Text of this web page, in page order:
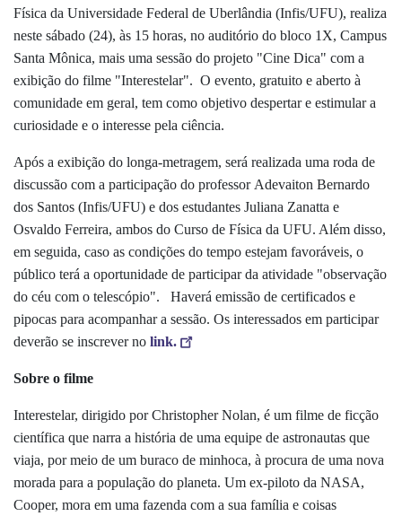
Física da Universidade Federal de Uberlândia (Infis/UFU), realiza
neste sábado (24), às 15 horas, no auditório do bloco 1X, Campus
Santa Mônica, mais uma sessão do projeto "Cine Dica" com a
exibição do filme "Interestelar". O evento, gratuito e aberto à
comunidade em geral, tem como objetivo despertar e estimular a
curiosidade e o interesse pela ciência.
Após a exibição do longa-metragem, será realizada uma roda de
discussão com a participação do professor Adevaiton Bernardo
dos Santos (Infis/UFU) e dos estudantes Juliana Zanatta e
Osvaldo Ferreira, ambos do Curso de Física da UFU. Além disso,
em seguida, caso as condições do tempo estejam favoráveis, o
público terá a oportunidade de participar da atividade "observação
do céu com o telescópio". Haverá emissão de certificados e
pipocas para acompanhar a sessão. Os interessados em participar
deverão se inscrever no link.
Sobre o filme
Interestelar, dirigido por Christopher Nolan, é um filme de ficção
científica que narra a história de uma equipe de astronautas que
viaja, por meio de um buraco de minhoca, à procura de uma nova
morada para a população do planeta. Um ex-piloto da NASA,
Cooper, mora em uma fazenda com a sua família e coisas